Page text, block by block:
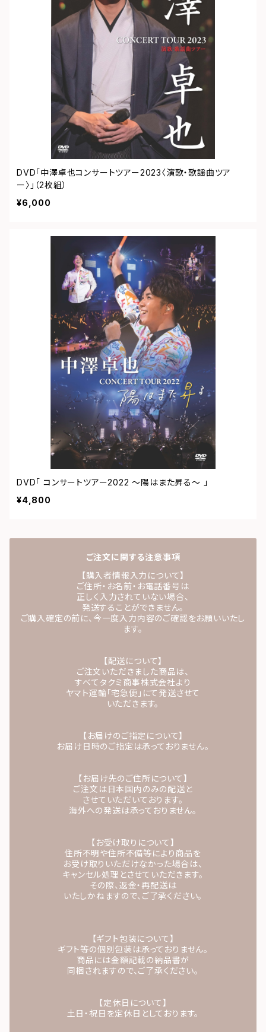
DVD「中澤卓也コンサートツアー2023〈演歌・歌謡曲ツア
ー〉」（2枚組）
¥6,000
DVD「 コンサートツアー2022 ～陽はまた昇る～ 」
¥4,800
ご注文に関する注意事項
【購入者情報入力について】
ご住所・お名前・お電話番号は
正しく入力されていない場合、
発送することができません。
ご購入確定の前に、今一度入力内容のご確認をお願いいたし
ます。
【配送について】
ご注文いただきました商品は、
すべてタクミ商事株式会社より
ヤマト運輸「宅急便」にて発送させて
いただきます。
【お届けのご指定について】
お届け日時のご指定は承っておりません。
【お届け先のご住所について】
ご注文は日本国内のみの配送と
させていただいております。
海外への発送は承っておりません。
【お受け取りについて】
住所不明や住所不備等により商品を
お受け取りいただけなかった場合は、
キャンセル処理とさせていただきます。
その際、返金・再配送は
いたしかねますので、ご了承ください。
【ギフト包装について】
ギフト等の個別包装は承っておりません。
商品には金額記載の納品書が
同梱されますので、ご了承ください。
【定休日について】
土日・祝日を定休日としております。